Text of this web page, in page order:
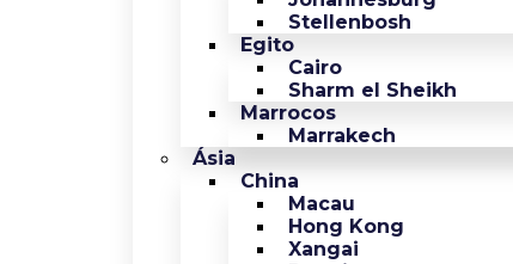
Stellenbosh
Egito
Cairo
Sharm el Sheikh
Marrocos
Marrakech
Ásia
China
Macau
Hong Kong
Xangai